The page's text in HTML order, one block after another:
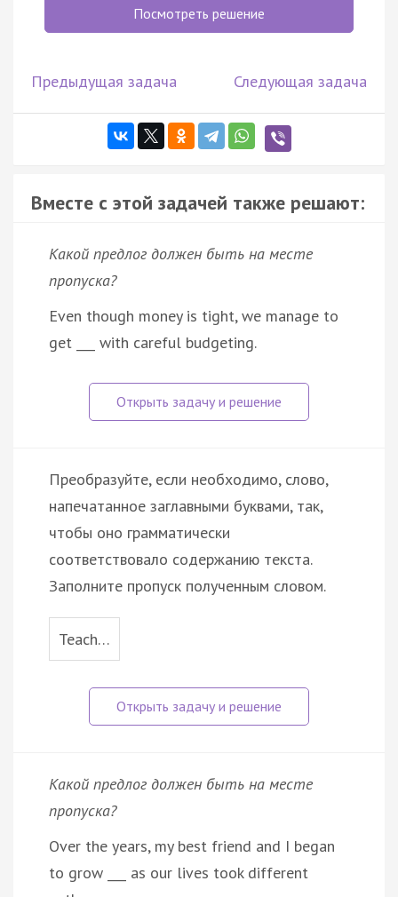
Посмотреть решение
Предыдущая задача Следующая задача
Вместе с этой задачей также решают:
Какой предлог должен быть на месте
пропуска?
Even though money is tight, we manage to
get ___ with careful budgeting.
Преобразуйте, если необходимо, слово,
напечатанное заглавными буквами, так,
чтобы оно грамматически
соответствовало содержанию текста.
Заполните пропуск полученным словом.
Teach…
Какой предлог должен быть на месте
пропуска?
Over the years, my best friend and I began
to grow ___ as our lives took different